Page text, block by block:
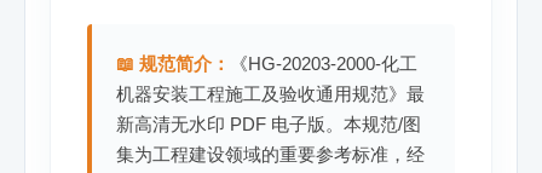
📖 规范简介：
《HG-20203-2000-化工
机器安装工程施工及验收通用规范》最
新高清无水印 PDF 电子版。本规范/图
集为工程建设领域的重要参考标准，经